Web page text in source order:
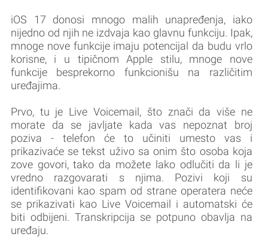
iOS 17 donosi mnogo malih unapređenja, iako
nijedno od njih ne izdvaja kao glavnu funkciju. Ipak,
mnoge nove funkcije imaju potencijal da budu vrlo
korisne, i u tipičnom Apple stilu, mnoge nove
funkcije besprekorno funkcionišu na različitim
uređajima.
Prvo, tu je Live Voicemail, što znači da više ne
morate da se javljate kada vas nepoznat broj
poziva - telefon će to učiniti umesto vas i
prikazivaće se tekst uživo sa onim što osoba koja
zove govori, tako da možete lako odlučiti da li je
vredno razgovarati s njima. Pozivi koji su
identifikovani kao spam od strane operatera neće
se prikazivati kao Live Voicemail i automatski će
biti odbijeni. Transkripcija se potpuno obavlja na
uređaju.